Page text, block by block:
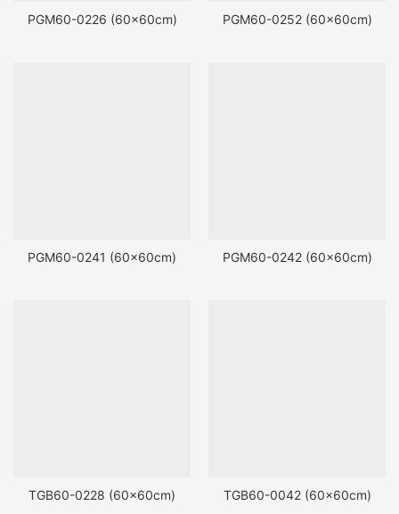
PGM60-0226 (60x60cm) PGM60-0252 (60x60cm)
PGM60-0241 (60x60cm) PGM60-0242 (60x60cm)
TGB60-0228 (60x60cm) TGB60-0042 (60x60cm)